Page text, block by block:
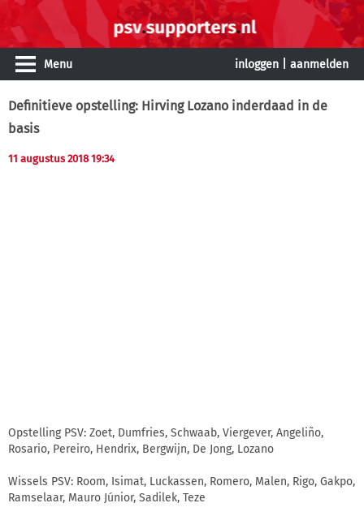
Menu inloggen aanmelden
Definitieve opstelling: Hirving Lozano inderdaad in de
basis
11 augustus 2018 19:34
Opstelling PSV: Zoet, Dumfries, Schwaab, Viergever, Angeliño,
Rosario, Pereiro, Hendrix, Bergwijn, De Jong, Lozano
Wissels PSV: Room, Isimat, Luckassen, Romero, Malen, Rigo, Gakpo,
Ramselaar, Mauro Júnior, Sadilek, Teze